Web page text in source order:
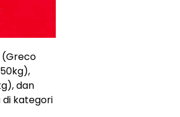
(Greco
dan
di kategori